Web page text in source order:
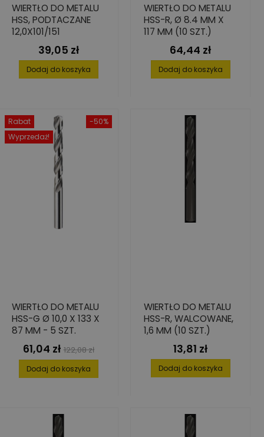
WIERTŁO DO METALU
HSS, PODTACZANE
12,0X101/151
Cena
39,05 zł
Dodaj do koszyka
WIERTŁO DO METALU
HSS-R, Ø 8.4 MM X
117 MM (10 SZT.)
Cena
64,44 zł
Dodaj do koszyka
-50%
Rabat
Wyprzedaż!
WIERTŁO DO METALU
HSS-G Ø 10,0 X 133 X
87 MM - 5 SZT.
Cena
61,04 zł Cena
podstawowa
122,08 zł
Dodaj do koszyka
WIERTŁO DO METALU
HSS-R, WALCOWANE,
1,6 MM (10 SZT.)
Cena
13,81 zł
Dodaj do koszyka